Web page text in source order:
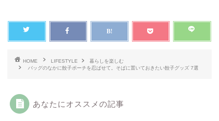
HOME LIFESTYLE
暮らしを楽しむ
バッグのなかに餃子ポーチを忍ばせて。そばに置いておきたい餃子グッズ 7選
あなたにオススメの記事